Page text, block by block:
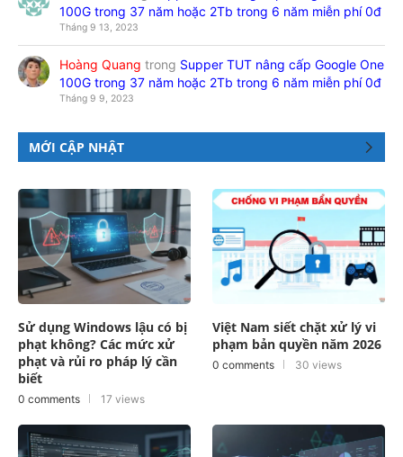
100G trong 37 năm hoặc 2Tb trong 6 năm miễn phí 0đ
Tháng 9 13, 2023
Hoàng Quang trong Supper TUT nâng cấp Google One
100G trong 37 năm hoặc 2Tb trong 6 năm miễn phí 0đ
Tháng 9 9, 2023
MỚI CẬP NHẬT
Sử dụng Windows lậu có bị
phạt không? Các mức xử
phạt và rủi ro pháp lý cần
biết
0 comments 17 views
Việt Nam siết chặt xử lý vi
phạm bản quyền năm 2026
0 comments 30 views